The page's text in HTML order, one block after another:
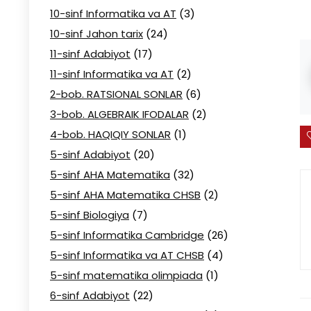
10-sinf Informatika va AT (3)
10-sinf Jahon tarix (24)
11-sinf Adabiyot (17)
11-sinf Informatika va AT (2)
2-bob. RATSIONAL SONLAR (6)
3-bob. ALGEBRAIK IFODALAR (2)
4-bob. HAQIQIY SONLAR (1)
5-sinf Adabiyot (20)
5-sinf AHA Matematika (32)
5-sinf AHA Matematika CHSB (2)
5-sinf Biologiya (7)
5-sinf Informatika Cambridge (26)
5-sinf Informatika va AT CHSB (4)
5-sinf matematika olimpiada (1)
6-sinf Adabiyot (22)